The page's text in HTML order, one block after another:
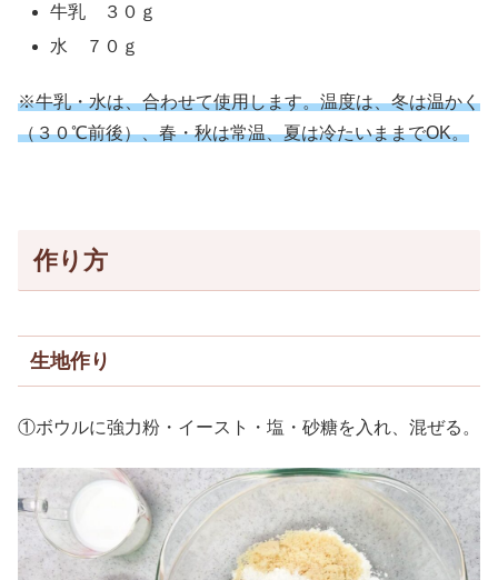
牛乳 ３０ｇ
水 ７０ｇ
※牛乳・水は、合わせて使用します。温度は、冬は温かく
（３０℃前後）、春・秋は常温、夏は冷たいままでOK。
作り方
生地作り
①ボウルに強力粉・イースト・塩・砂糖を入れ、混ぜる。